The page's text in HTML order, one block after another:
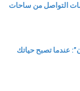
التواصل من ساحات
عندما تصبح حياتك